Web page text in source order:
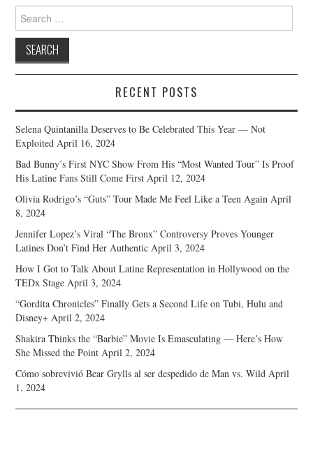
Search
for:
RECENT POSTS
Selena Quintanilla Deserves to Be Celebrated This Year — Not
Exploited April 16, 2024
Bad Bunny’s First NYC Show From His “Most Wanted Tour” Is Proof
His Latine Fans Still Come First April 12, 2024
Olivia Rodrigo’s “Guts” Tour Made Me Feel Like a Teen Again April
8, 2024
Jennifer Lopez’s Viral “The Bronx” Controversy Proves Younger
Latines Don’t Find Her Authentic April 3, 2024
How I Got to Talk About Latine Representation in Hollywood on the
TEDx Stage April 3, 2024
“Gordita Chronicles” Finally Gets a Second Life on Tubi, Hulu and
Disney+ April 2, 2024
Shakira Thinks the “Barbie” Movie Is Emasculating — Here’s How
She Missed the Point April 2, 2024
Cómo sobrevivió Bear Grylls al ser despedido de Man vs. Wild April
1, 2024